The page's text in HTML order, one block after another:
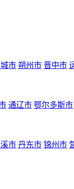
市 朔州市 晋中市
通辽市 鄂尔多斯市
市 丹东市 锦州市